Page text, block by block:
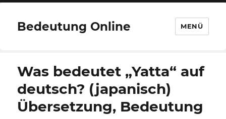
Bedeutung Online MENÜ
Was bedeutet „Yatta“ auf
deutsch? (japanisch)
Übersetzung, Bedeutung